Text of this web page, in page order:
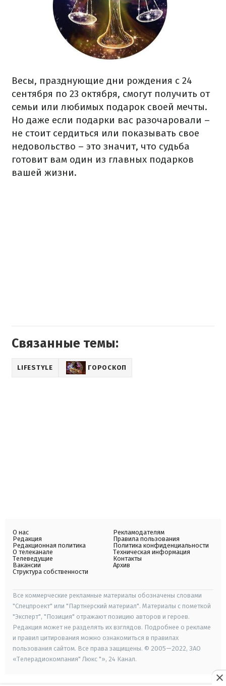
Весы, празднующие дни рождения с 24
сентября по 23 октября, смогут получить от
семьи или любимых подарок своей мечты.
Но даже если подарки вас разочаровали –
не стоит сердиться или показывать свое
недовольство – это значит, что судьба
готовит вам один из главных подарков
вашей жизни.
Связанные темы:
LIFESTYLE ГОРОСКОП
О нас
Редакция
Редакционная политика
О телеканале
Телеведущие
Вакансии
Структура собственности
Рекламодателям
Правила пользования
Политика конфиденциальности
Техническая информация
Контакты
Архив
Все коммерческие рекламные материалы обозначены словами
"Спецпроект" или "Партнерский материал". Материалы с пометкой
"Эксперт", "Позиция" отражают позицию авторов и героев.
Редакция может не разделять их взглядов. Подробнее о рекламе
и правил цитирования можно ознакомиться в правилах
пользования сайтом. Все права защищены. © 2005—2022, ЗАО
«Телерадиокомпания" Люкс "», 24 Канал.